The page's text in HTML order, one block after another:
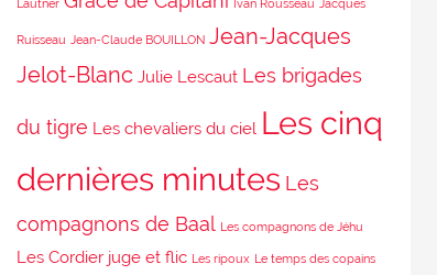
Lautner Ivan Rousseau Jacques
Ruisseau Jean-Claude BOUILLON Jean-Jacques
Jelot-Blanc Julie Lescaut Les brigades
du tigre Les chevaliers du ciel Les cinq
dernières minutes Les
compagnons de Baal Les compagnons de Jéhu
Les Cordier juge et flic Les ripoux Le temps des copains